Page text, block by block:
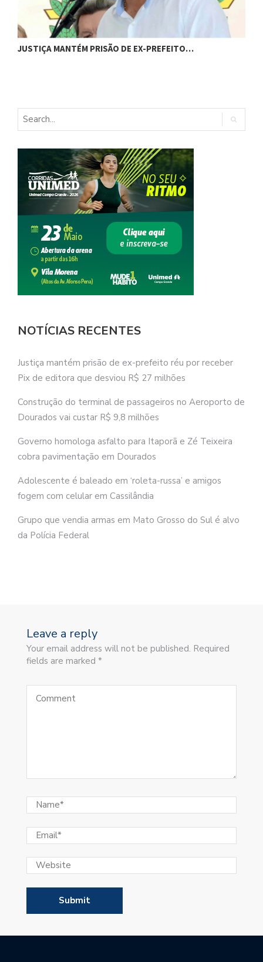
JUSTIÇA MANTÉM PRISÃO DE EX-PREFEITO…
NOTÍCIAS RECENTES
Justiça mantém prisão de ex-prefeito réu por receber
Pix de editora que desviou R$ 27 milhões
Construção do terminal de passageiros no Aeroporto de
Dourados vai custar R$ 9,8 milhões
Governo homologa asfalto para Itaporã e Zé Teixeira
cobra pavimentação em Dourados
Adolescente é baleado em ‘roleta-russa’ e amigos
fogem com celular em Cassilândia
Grupo que vendia armas em Mato Grosso do Sul é alvo
da Polícia Federal
Leave a reply
Your email address will not be published. Required
fields are marked *